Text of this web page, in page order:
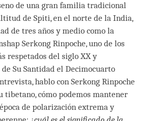
de una gran familia tradicional
de Spiti, en el norte de la India,
de tres años y medio como la
Serkong Rinpoche, uno de los
respetados del siglo XX y
Su Santidad el Decimocuarto
hablo con Serkong Rinpoche
tibetano, cómo podemos mantener
de polarización extrema y